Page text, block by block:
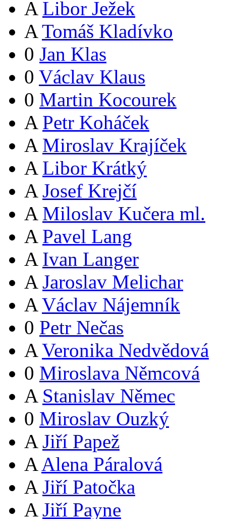
A Libor Ježek
A Tomáš Kladívko
0 Jan Klas
0 Václav Klaus
0 Martin Kocourek
A Petr Koháček
A Miroslav Krajíček
A Libor Krátký
A Josef Krejčí
A Miloslav Kučera ml.
A Pavel Lang
A Ivan Langer
A Jaroslav Melichar
A Václav Nájemník
0 Petr Nečas
A Veronika Nedvědová
0 Miroslava Němcová
A Stanislav Němec
0 Miroslav Ouzký
A Jiří Papež
A Alena Páralová
A Jiří Patočka
A Jiří Payne